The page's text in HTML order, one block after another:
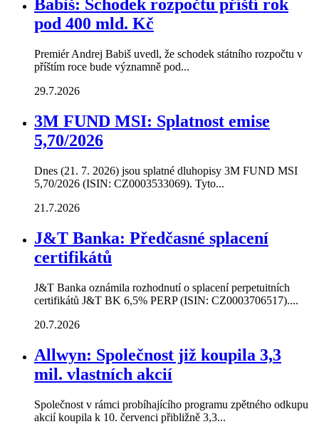
Babiš: Schodek rozpočtu příští rok
pod 400 mld. Kč
Premiér Andrej Babiš uvedl, že schodek státního rozpočtu v
příštím roce bude významně pod...
29.7.2026
3M FUND MSI: Splatnost emise
5,70/2026
Dnes (21. 7. 2026) jsou splatné dluhopisy 3M FUND MSI
5,70/2026 (ISIN: CZ0003533069). Tyto...
21.7.2026
J&T Banka: Předčasné splacení
certifikátů
J&T Banka oznámila rozhodnutí o splacení perpetuitních
certifikátů J&T BK 6,5% PERP (ISIN: CZ0003706517)....
20.7.2026
Allwyn: Společnost již koupila 3,3
mil. vlastních akcií
Společnost v rámci probíhajícího programu zpětného odkupu
akcií koupila k 10. červenci přibližně 3,3...